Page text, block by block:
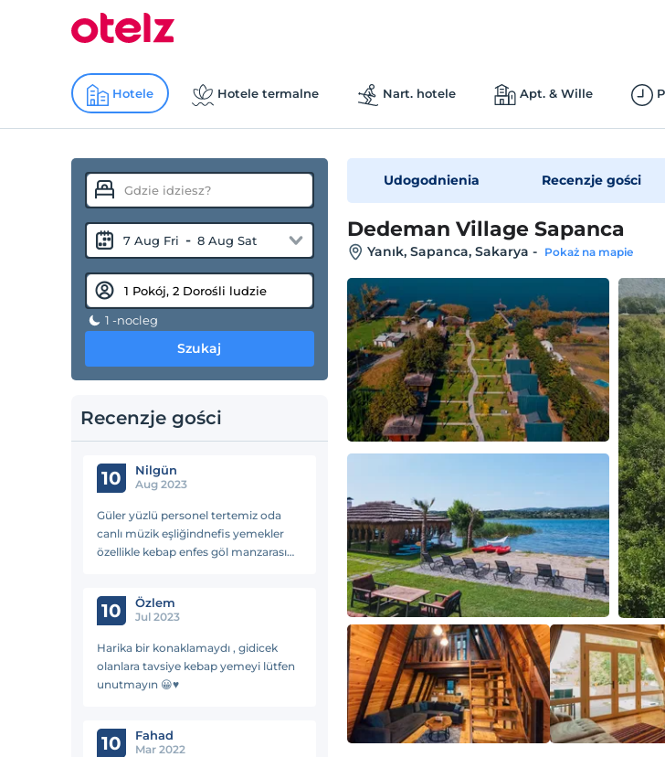
Hotele Hotele termalne Nart. hotele Apt. & Wille
7 Aug Fri - 8 Aug Sat
1 -nocleg
Szukaj
Recenzje gości
10 Nilgün
Aug 2023
Güler yüzlü personel tertemiz oda
canlı müzik eşliğindnefis yemekler
özellikle kebap enfes göl manzarası
kesinlikle tavsiye ediyoruz
10 Özlem
Jul 2023
Harika bir konaklamaydı , gidicek
olanlara tavsiye kebap yemeyi lütfen
unutmayın 😀♥️
10 Fahad
Mar 2022
Udogodnienia Recenzje gości
Dedeman Village Sapanca
Yanık, Sapanca, Sakarya - Pokaż na mapie